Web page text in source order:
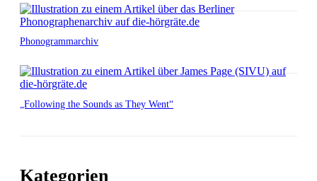
Phonogrammarchiv
„Following the Sounds as They Went“
Kategorien